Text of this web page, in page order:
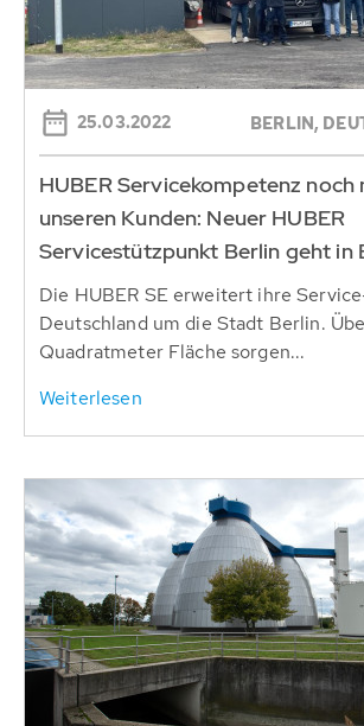
25.03.2022 BERLIN,
HUBER Servicekompetenz noch
unseren Kunden: Neuer HUBER
Servicestützpunkt Berlin geht in
Die HUBER SE erweitert ihre
Deutschland um die Stadt Berlin.
Quadratmeter Fläche sorgen...
Weiterlesen